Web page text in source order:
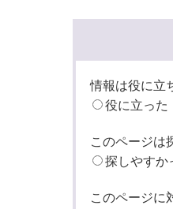
情報は役に立
役に立った
このページは
探しやすか
このページに